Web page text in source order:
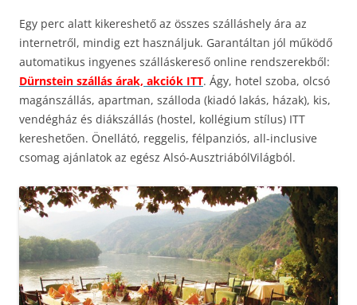
Egy perc alatt kikereshető az összes szálláshely ára az
internetről, mindig ezt használjuk. Garantáltan jól működő
automatikus ingyenes szálláskereső online rendszerekből:
Dürnstein szállás árak, akciók ITT. Ágy, hotel szoba, olcsó
magánszállás, apartman, szálloda (kiadó lakás, házak), kis,
vendégház és diákszállás (hostel, kollégium stílus) ITT
kereshetően. Önellátó, reggelis, félpanziós, all-inclusive
csomag ajánlatok az egész Alsó-AusztriábólVilágból.